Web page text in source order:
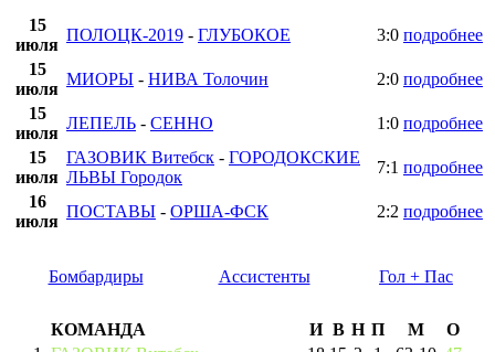
15
июля
ПОЛОЦК-2019 - ГЛУБОКОЕ 3:0 подробнее
15
июля
МИОРЫ - НИВА Толочин 2:0 подробнее
15
июля
ЛЕПЕЛЬ - СЕННО 1:0 подробнее
15
июля
ГАЗОВИК Витебск - ГОРОДОКСКИЕ
ЛЬВЫ Городок
7:1 подробнее
16
июля
ПОСТАВЫ - ОРША-ФСК 2:2 подробнее
Бомбардиры Ассистенты Гол + Пас
КОМАНДА И В Н П М
О